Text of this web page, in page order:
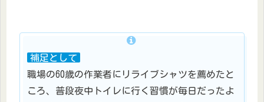
補足として
職場の60歳の作業者にリライブシャツを薦めたと
ころ、普段夜中トイレに行く習慣が毎日だったよ